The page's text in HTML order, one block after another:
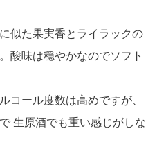
似た果実香とライラックの
酸味は穏やかなのでソフト
コール度数は高めですが、
生原酒でも重い感じがしな